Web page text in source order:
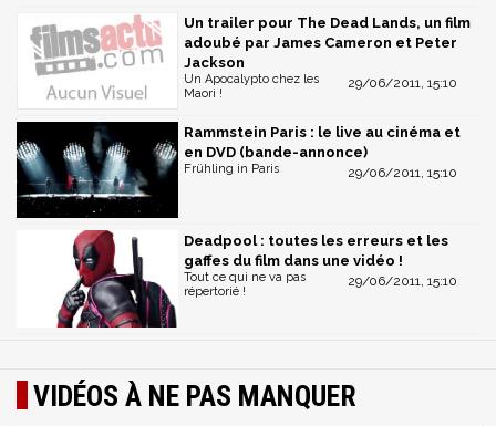
Un trailer pour The Dead Lands, un film
adoubé par James Cameron et Peter
Jackson
29/06/2011, 15:10
Un Apocalypto chez les
Maori !
Rammstein Paris : le live au cinéma et
en DVD (bande-annonce)
29/06/2011, 15:10
Frühling in Paris
Deadpool : toutes les erreurs et les
gaffes du film dans une vidéo !
29/06/2011, 15:10
Tout ce qui ne va pas
répertorié !
VIDÉOS À NE PAS MANQUER